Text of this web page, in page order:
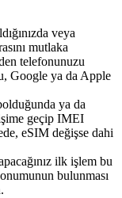
veya
mutlaka
telefonunuzu
Google ya da Apple
ya da
geçip IMEI
eSIM değişse dahi
ilk işlem bu
bulunması